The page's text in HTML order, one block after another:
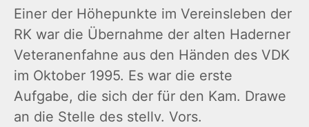
Einer der Höhepunkte im Vereinsleben der
RK war die Übernahme der alten Haderner
Veteranenfahne aus den Händen des VDK
im Oktober 1995. Es war die erste
Aufgabe, die sich der für den Kam. Drawe
an die Stelle des stellv. Vors.